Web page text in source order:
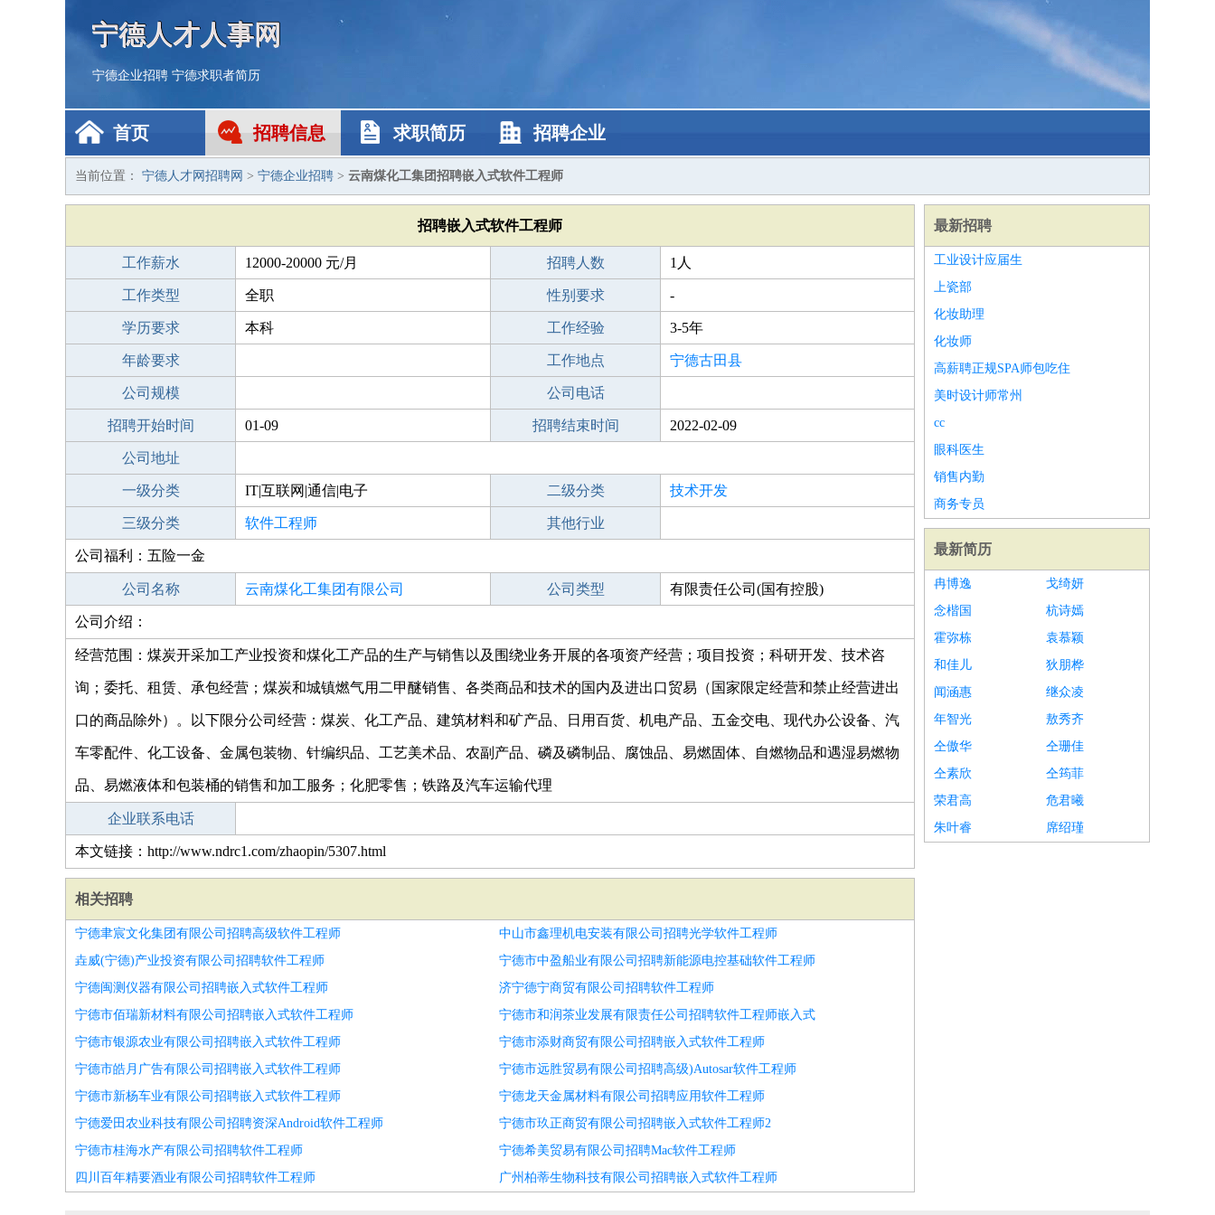
宁德人才人事网
宁德企业招聘 宁德求职者简历
首页 招聘信息 求职简历 招聘企业
当前位置： 宁德人才网招聘网 > 宁德企业招聘 > 云南煤化工集团招聘嵌入式软件工程师
招聘嵌入式软件工程师
工作薪水 12000-20000 元/月 招聘人数 1人
工作类型 全职 性别要求 -
学历要求 本科 工作经验 3-5年
年龄要求 工作地点 宁德古田县
公司规模 公司电话
招聘开始时间 01-09 招聘结束时间 2022-02-09
公司地址
一级分类 IT|互联网|通信|电子 二级分类 技术开发
三级分类 软件工程师 其他行业
公司福利：五险一金
公司名称 云南煤化工集团有限公司 公司类型 有限责任公司(国有控股)
公司介绍：
经营范围：煤炭开采加工产业投资和煤化工产品的生产与销售以及围绕业务开展的各项资产经营；项目投资；科研开发、技术咨
询；委托、租赁、承包经营；煤炭和城镇燃气用二甲醚销售、各类商品和技术的国内及进出口贸易（国家限定经营和禁止经营进出
口的商品除外）。以下限分公司经营：煤炭、化工产品、建筑材料和矿产品、日用百货、机电产品、五金交电、现代办公设备、汽
车零配件、化工设备、金属包装物、针编织品、工艺美术品、农副产品、磷及磷制品、腐蚀品、易燃固体、自燃物品和遇湿易燃物
品、易燃液体和包装桶的销售和加工服务；化肥零售；铁路及汽车运输代理
企业联系电话
本文链接：http://www.ndrc1.com/zhaopin/5307.html
相关招聘
宁德聿宸文化集团有限公司招聘高级软件工程师
中山市鑫理机电安装有限公司招聘光学软件工程师
垚威(宁德)产业投资有限公司招聘软件工程师
宁德市中盈船业有限公司招聘新能源电控基础软件工程师
宁德闽测仪器有限公司招聘嵌入式软件工程师
济宁德宁商贸有限公司招聘软件工程师
宁德市佰瑞新材料有限公司招聘嵌入式软件工程师
宁德市和润茶业发展有限责任公司招聘软件工程师嵌入式
宁德市银源农业有限公司招聘嵌入式软件工程师
宁德市添财商贸有限公司招聘嵌入式软件工程师
宁德市皓月广告有限公司招聘嵌入式软件工程师
宁德市远胜贸易有限公司招聘高级)Autosar软件工程师
宁德市新杨车业有限公司招聘嵌入式软件工程师
宁德龙天金属材料有限公司招聘应用软件工程师
宁德爱田农业科技有限公司招聘资深Android软件工程师
宁德市玖正商贸有限公司招聘嵌入式软件工程师2
宁德市桂海水产有限公司招聘软件工程师
宁德希美贸易有限公司招聘Mac软件工程师
四川百年精要酒业有限公司招聘软件工程师
广州柏蒂生物科技有限公司招聘嵌入式软件工程师
最新招聘
工业设计应届生
上瓷部
化妆助理
化妆师
高薪聘正规SPA师包吃住
美时设计师常州
cc
眼科医生
销售内勤
商务专员
最新简历
冉博逸
戈绮妍
念楷国
杭诗嫣
霍弥栋
袁慕颖
和佳儿
狄朋桦
闻涵惠
继众凌
年智光
敖秀齐
仝傲华
仝珊佳
仝素欣
仝筠菲
荣君高
危君曦
朱叶睿
席绍瑾